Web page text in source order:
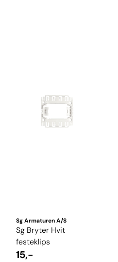
Sg Armaturen A/S
Sg Bryter Hvit
festeklips
15,-